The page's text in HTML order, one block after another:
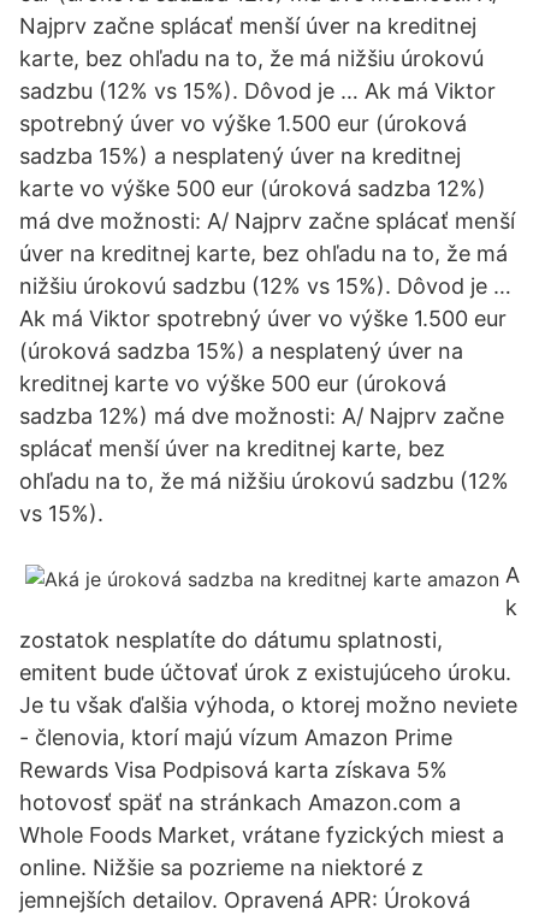
Najprv začne splácať menší úver na kreditnej
karte, bez ohľadu na to, že má nižšiu úrokovú
sadzbu (12% vs 15%). Dôvod je … Ak má Viktor
spotrebný úver vo výške 1.500 eur (úroková
sadzba 15%) a nesplatený úver na kreditnej
karte vo výške 500 eur (úroková sadzba 12%)
má dve možnosti: A/ Najprv začne splácať menší
úver na kreditnej karte, bez ohľadu na to, že má
nižšiu úrokovú sadzbu (12% vs 15%). Dôvod je …
Ak má Viktor spotrebný úver vo výške 1.500 eur
(úroková sadzba 15%) a nesplatený úver na
kreditnej karte vo výške 500 eur (úroková
sadzba 12%) má dve možnosti: A/ Najprv začne
splácať menší úver na kreditnej karte, bez
ohľadu na to, že má nižšiu úrokovú sadzbu (12%
vs 15%).
A
k
zostatok nesplatíte do dátumu splatnosti,
emitent bude účtovať úrok z existujúceho úroku.
Je tu však ďalšia výhoda, o ktorej možno neviete
- členovia, ktorí majú vízum Amazon Prime
Rewards Visa Podpisová karta získava 5%
hotovosť späť na stránkach Amazon.com a
Whole Foods Market, vrátane fyzických miest a
online. Nižšie sa pozrieme na niektoré z
jemnejších detailov. Opravená APR: Úroková